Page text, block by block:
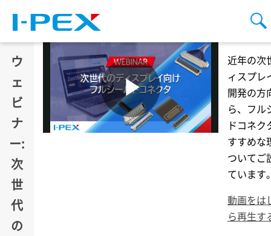
ウ
ェ
ビ
ナ
ー:
次
世
代
の
近年の次
ィスプレ
開発の方
ら、フル
ドコネク
すすめな
ついてご
ています
動画をは
ら再生す